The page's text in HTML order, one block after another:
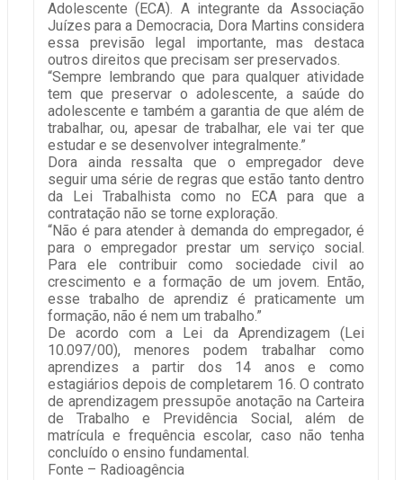
Adolescente (ECA). A integrante da Associação
Juízes para a Democracia, Dora Martins considera
essa previsão legal importante, mas destaca
outros direitos que precisam ser preservados.
“Sempre lembrando que para qualquer atividade
tem que preservar o adolescente, a saúde do
adolescente e também a garantia de que além de
trabalhar, ou, apesar de trabalhar, ele vai ter que
estudar e se desenvolver integralmente.”
Dora ainda ressalta que o empregador deve
seguir uma série de regras que estão tanto dentro
da Lei Trabalhista como no ECA para que a
contratação não se torne exploração.
“Não é para atender à demanda do empregador, é
para o empregador prestar um serviço social.
Para ele contribuir como sociedade civil ao
crescimento e a formação de um jovem. Então,
esse trabalho de aprendiz é praticamente um
formação, não é nem um trabalho.”
De acordo com a Lei da Aprendizagem (Lei
10.097/00), menores podem trabalhar como
aprendizes a partir dos 14 anos e como
estagiários depois de completarem 16. O contrato
de aprendizagem pressupõe anotação na Carteira
de Trabalho e Previdência Social, além de
matrícula e frequência escolar, caso não tenha
concluído o ensino fundamental.
Fonte – Radioagência